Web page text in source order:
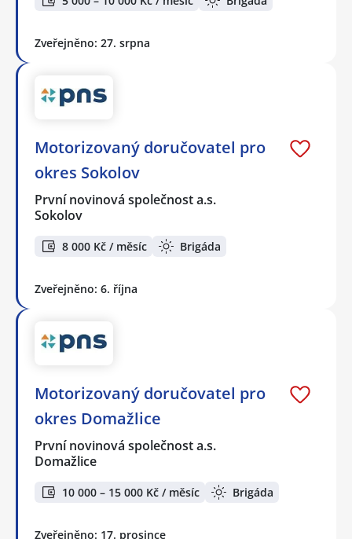
Zveřejněno: 27. srpna
Motorizovaný doručovatel pro
okres Sokolov
První novinová společnost a.s.
Sokolov
8 000 Kč / měsíc Brigáda
Zveřejněno: 6. října
Motorizovaný doručovatel pro
okres Domažlice
První novinová společnost a.s.
Domažlice
10 000 – 15 000 Kč / měsíc Brigáda
Zveřejněno: 17. prosince